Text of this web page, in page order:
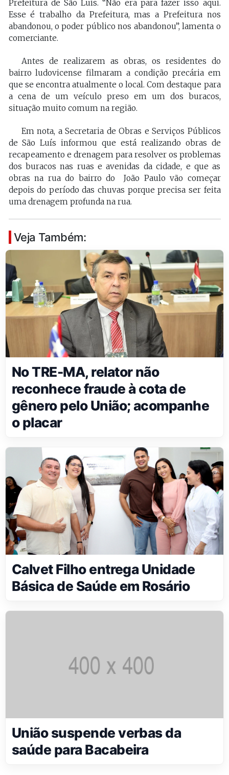
Prefeitura de São Luís. “Não era para fazer isso aqui.
Esse é trabalho da Prefeitura, mas a Prefeitura nos
abandonou, o poder público nos abandonou”, lamenta o
comerciante.
Antes de realizarem as obras, os residentes do
bairro ludovicense filmaram a condição precária em
que se encontra atualmente o local. Com destaque para
a cena de um veículo preso em um dos buracos,
situação muito comum na região.
Em nota, a Secretaria de Obras e Serviços Públicos
de São Luís informou que está realizando obras de
recapeamento e drenagem para resolver os problemas
dos buracos nas ruas e avenidas da cidade, e que as
obras na rua do bairro do João Paulo vão começar
depois do período das chuvas porque precisa ser feita
uma drenagem profunda na rua.
Veja Também:
No TRE-MA, relator não
reconhece fraude à cota de
gênero pelo União; acompanhe
o placar
Calvet Filho entrega Unidade
Básica de Saúde em Rosário
União suspende verbas da
saúde para Bacabeira